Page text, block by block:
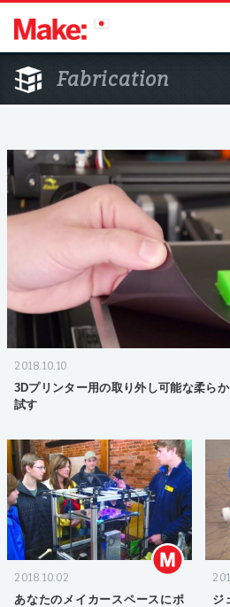
Fabrication
2018.10.10
3Dプリンター用の取り外し可能な柔ら
試す
2018.10.02
あなたのメイカースペースにポ
ジ